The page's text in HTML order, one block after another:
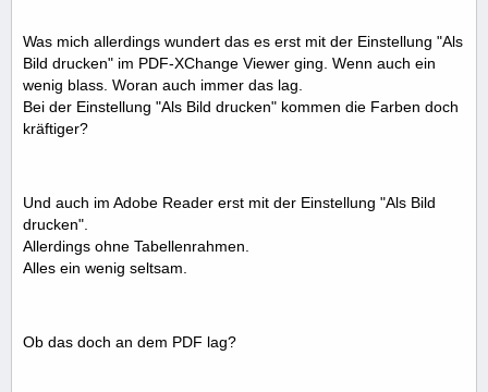
Was mich allerdings wundert das es erst mit der Einstellung "Als
Bild drucken" im PDF-XChange Viewer ging. Wenn auch ein
wenig blass. Woran auch immer das lag.
Bei der Einstellung "Als Bild drucken" kommen die Farben doch
kräftiger?
Und auch im Adobe Reader erst mit der Einstellung "Als Bild
drucken".
Allerdings ohne Tabellenrahmen.
Alles ein wenig seltsam.
Ob das doch an dem PDF lag?